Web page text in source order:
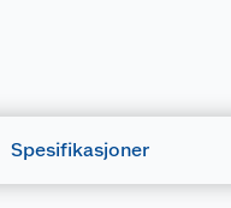
Spesifikasjoner